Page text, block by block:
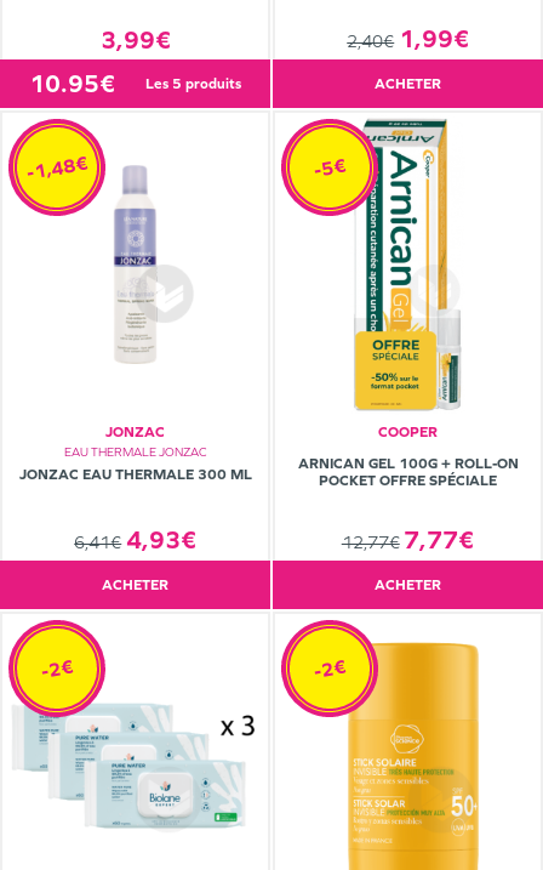
3,99€
10.95€ les 5 produits
2,40€ 1,99€
ACHETER
JONZAC
EAU THERMALE JONZAC
JONZAC EAU THERMALE 300 ML
6,41€ 4,93€
-1,48€
ACHETER
COOPER
ARNICAN GEL 100G + ROLL-ON
POCKET OFFRE SPÉCIALE
12,77€ 7,77€
-5€
ACHETER
-2€ -2€